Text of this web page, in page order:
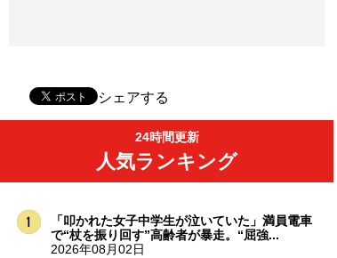
シェアする
24時間更新
人気ランキング
「叩かれた女子中学生が泣いていた」満員電車
で“杖を振り回す”高齢者が暴走。“屈強...
2026年08月02日